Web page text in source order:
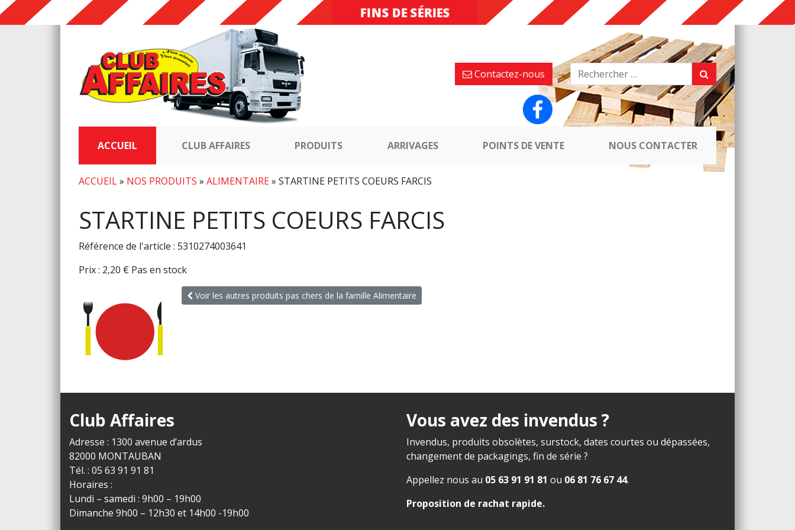
DESTOCKAGE
FINS DE SÉRIES
Contactez-nous
ACCUEIL CLUB AFFAIRES PRODUITS ARRIVAGES POINTS DE VENTE NOUS CONTACTER
ACCUEIL» NOS PRODUITS » ALIMENTAIRE» STARTINE PETITS COEURS FARCIS
STARTINE PETITS COEURS FARCIS
Référence de l'article : 5310274003641
Prix : 2,20 € Pas en stock
Voir les autres produits pas chers de la famille Alimentaire
Club Affaires
Adresse : 1300 avenue d’ardus
82000 MONTAUBAN
Tél. : 05 63 91 91 81
Horaires :
Lundi – samedi : 9h00 – 19h00
Dimanche 9h00 – 12h30 et 14h00 -19h00
Vous avez des invendus ?
Invendus, produits obsolètes, surstock, dates courtes ou dépassées,
changement de packagings, fin de série ?
Appellez nous au 05 63 91 91 81 ou 06 81 76 67 44.
Proposition de rachat rapide.